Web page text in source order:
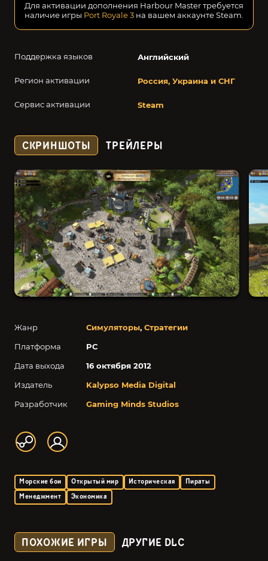
Поддержка языков Английский
Регион активации Россия, Украина и СНГ
Сервис активации Steam
Для активации дополнения Harbour Master требуется
наличие игры Port Royale 3 на вашем аккаунте Steam.
Жанр Симуляторы, Стратегии
Платформа
PC
Дата выхода
16 октября 2012
Издатель
Kalypso Media Digital
Разработчик
Gaming Minds Studios
Морские бои Открытый мир Историческая
Пираты
Менеджмент
Экономика
СКРИНШОТЫ ТРЕЙЛЕРЫ
ПОХОЖИЕ ИГРЫ ДРУГИЕ DLC